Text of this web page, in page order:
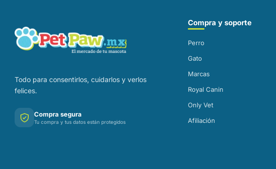
Todo para consentirlos, cuidarlos y verlos
felices.
Compra segura
Tu compra y tus datos están protegidos
Compra y soporte
Perro
Gato
Marcas
Royal Canin
Only Vet
Afiliación